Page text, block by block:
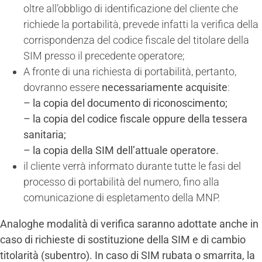
oltre all’obbligo di identificazione del cliente che
richiede la portabilità, prevede infatti la verifica della
corrispondenza del codice fiscale del titolare della
SIM presso il precedente operatore;
A fronte di una richiesta di portabilità, pertanto,
dovranno essere necessariamente acquisite:
– la copia del documento di riconoscimento;
– la copia del codice fiscale oppure della tessera
sanitaria;
– la copia della SIM dell’attuale operatore.
il cliente verrà informato durante tutte le fasi del
processo di portabilità del numero, fino alla
comunicazione di espletamento della MNP.
Analoghe modalità di verifica saranno adottate anche in
caso di richieste di sostituzione della SIM e di cambio
titolarità (subentro). In caso di SIM rubata o smarrita, la